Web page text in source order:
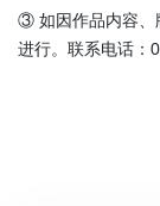
③ 如因作品内容、
进行。联系电话：